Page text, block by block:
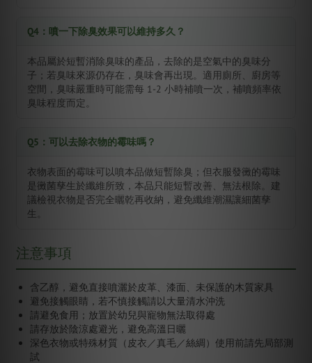
Q4：噴一下除臭效果可以維持多久？
本品屬於短暫消除臭味的產品，去除的是空氣中的臭味分
子；若臭味來源仍存在，臭味會再出現。適用廁所、廚房等
空間，臭味嚴重時可能需每 1-2 小時補噴一次，補噴頻率依
臭味程度而定。
Q5：可以去除衣物的霉味嗎？
衣物表面的霉味可以噴本品做短暫除臭；但衣服發黴的霉味
是黴菌孳生於纖維所致，本品只能短暫改善、無法根除。建
議檢視衣物是否完全曬乾再收納，避免纖維潮濕讓細菌孳
生。
注意事項
含乙醇，避免直接噴灑於皮革、漆面、未保護的木質家具
避免接觸眼睛，若不慎接觸請以大量清水沖洗
請避免食用；放置於幼兒與寵物無法取得處
請存放於陰涼處避光，避免高溫日曬
深色衣物或特殊材質（皮衣／真毛／絲綢）使用前請先局部測
試